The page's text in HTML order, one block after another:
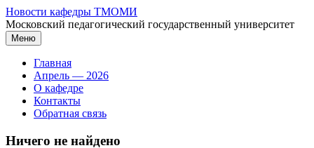
Перейти
к
содержимому
Новости кафедры ТМОМИ
Московский педагогический государственный университет
Меню
Главная
Апрель — 2026
О кафедре
Контакты
Обратная связь
Ничего не найдено